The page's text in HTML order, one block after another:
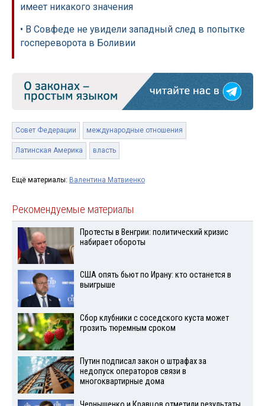
имеет никакого значения
• В Совфеде не увидели западный след в попытке
госпереворота в Боливии
Совет Федерации международные отношения
Латинская Америка власть
Ещё материалы: Валентина Матвиенко
Рекомендуемые материалы
Протесты в Венгрии: политический кризис
набирает обороты
США опять бьют по Ирану: кто останется в
выигрыше
Сбор клубники с соседского куста может
грозить тюремным сроком
Путин подписал закон о штрафах за
недопуск операторов связи в
многоквартирные дома